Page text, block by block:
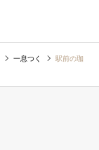
一息つく
駅前の珈